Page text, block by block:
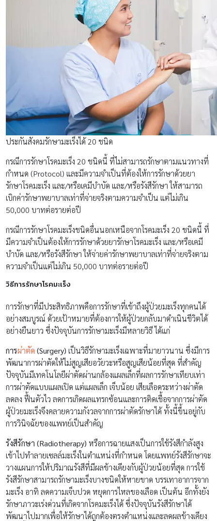
ประกันสังคมรักษามะเร็งได้ 20 ชนิด
กรณีการรักษาโรคมะเร็ง 20 ชนิดนี้ ที่ไม่สามารถรักษาตามแนวทางที่
กำหนด (Protocol) และมีความจำเป็นที่ต้องให้การรักษาด้วยยา
รักษาโรคมะเร็ง และ/หรือเคมีบำบัด และ/หรือรังสีรักษา ให้สามารถ
เบิกค่ารักษาพยาบาลเท่าที่จ่ายจริงตามความจำเป็น แต่ไม่เกิน
50,000 บาทต่อรายต่อปี
กรณีการรักษาโรคมะเร็งชนิดอื่นนอกเหนือจากโรคมะเร็ง 20 ชนิดนี้ ที่
มีความจำเป็นต้องให้การรักษาด้วยยารักษาโรคมะเร็ง และ/หรือเคมี
บำบัด และ/หรือรังสีรักษา ให้จ่ายค่ารักษาพยาบาลเท่าที่จ่ายจริงตาม
ความจำเป็นแต่ไม่เกิน 50,000 บาทต่อรายต่อปี
วิธีการรักษาโรคมะเร็ง
การรักษาที่มีประสิทธิภาพคือการรักษาที่เข้าถึงผู้ป่วยมะเร็งทุกคนได้
อย่างสมบูรณ์ ด้วยเป้าหมายที่ต้องการให้ผู้ป่วยกลับมาดำเนินชีวิตได้
อย่างยืนยาว ซึ่งปัจจุบันการรักษามะเร็งมีหลายวิธี ได้แก่
การผ่าตัด (Surgery) เป็นวิธีรักษามะเร็งเฉพาะที่มายาวนาน ซึ่งมีการ
พัฒนาการผ่าตัดให้ไม่สูญเสียอวัยวะหรือสูญเสียน้อยที่สุด ที่สำคัญ
ปัจจุบันมีเทคโนโลยีผ่าตัดผ่านกล้องแผลเล็กที่ผลการรักษาเทียบเท่า
การผ่าตัดแบบแผลเปิด แต่แผลเล็ก เจ็บน้อย เสียเลือดระหว่างผ่าตัด
ลดลง ฟื้นตัวไว ลดการเกิดผลแทรกซ้อนและการติดเชื้อจากการผ่าตัด
ผู้ป่วยมะเร็งจึงคลายความกังวลจากการผ่าตัดรักษาได้ ทั้งนี้ขึ้นอยู่กับ
การวินิจฉัยของแพทย์เป็นสำคัญ
รังสีรักษา (Radiotherapy) หรือการฉายแสงเป็นการใช้รังสีกำลังสูง
เข้าไปทำลายเซลล์มะเร็งในตำแหน่งที่กำหนด โดยแพทย์รังสีรักษาจะ
วางแผนการให้ปริมาณรังสีที่มีผลข้างเคียงกับผู้ป่วยน้อยที่สุด การใช้
รังสีรักษาสามารถรักษามะเร็งบางชนิดให้หายขาด บรรเทาอาการจาก
มะเร็ง อาทิ ลดความเจ็บปวด หยุดการไหลของเลือด เป็นต้น อีกทั้งยัง
รักษาภาวะเร่งด่วนที่เกิดจากโรคมะเร็งได้ ซึ่งปัจจุบันรังสีรักษาได้
พัฒนาไปมากเพื่อให้รักษาได้ถูกต้องตรงตำแหน่งและลดผลข้างเคียง